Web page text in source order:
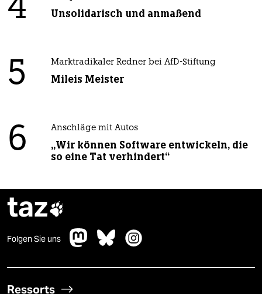
4 Unsolidarisch und anmaßend
5 Marktradikaler Redner bei AfD-Stiftung
Mileis Meister
6 Anschläge mit Autos
„Wir können Software entwickeln, die
so eine Tat verhindert“
taz
Folgen Sie uns
Ressorts